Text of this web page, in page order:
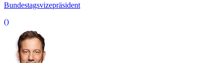
Bundestagsvizepräsident
()